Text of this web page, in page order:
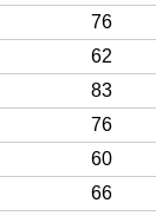
76
62
83
76
60
66